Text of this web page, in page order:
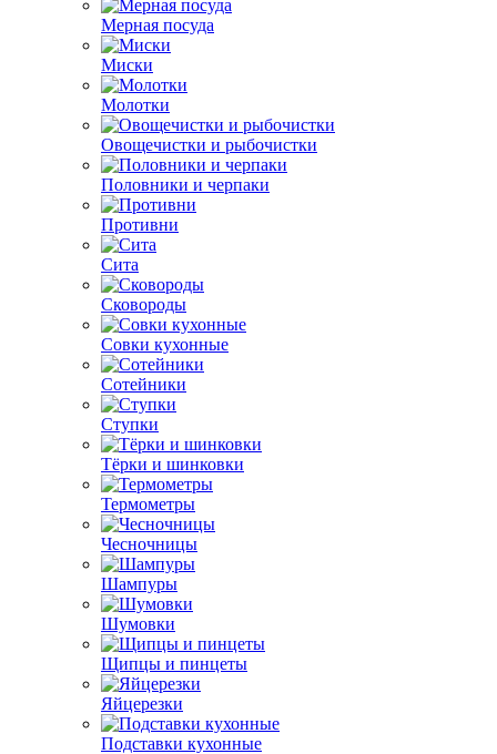
Мерная посуда
Миски
Молотки
Овощечистки и рыбочистки
Половники и черпаки
Противни
Сита
Сковороды
Совки кухонные
Сотейники
Ступки
Тёрки и шинковки
Термометры
Чесночницы
Шампуры
Шумовки
Щипцы и пинцеты
Яйцерезки
Подставки кухонные